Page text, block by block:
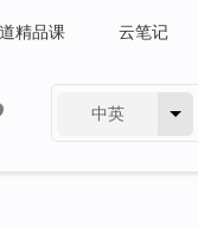
精品课 云笔记
中英